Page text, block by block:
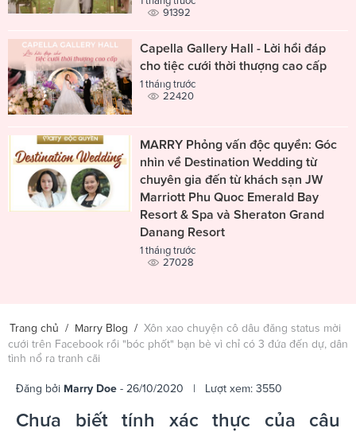
91392
Capella Gallery Hall - Lời hồi đáp
cho tiệc cưới thời thượng cao cấp
1 tháng trước
22420
MARRY Phỏng vấn độc quyền: Góc
nhìn về Destination Wedding từ
chuyên gia đến từ khách sạn JW
Marriott Phu Quoc Emerald Bay
Resort & Spa và Sheraton Grand
Danang Resort
1 tháng trước
27028
Trang chủ / Marry Blog / Xôn xao chuyện cô dâu đăng status mời
cưới trên Facebook rồi "bóc phốt" bạn bè vì chỉ có 3 đứa đến dự, dân
tình nổ ra tranh cãi
Đăng bởi Marry Doe - 26/10/2020 | Lượt xem: 3550
Chưa biết tính xác thực của câu